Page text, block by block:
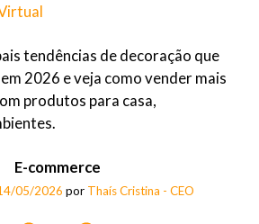
tendências de decoração que
2026 e veja como vender mais
produtos para casa,
E-commerce
05/2026 por Thaís Cristina - CEO